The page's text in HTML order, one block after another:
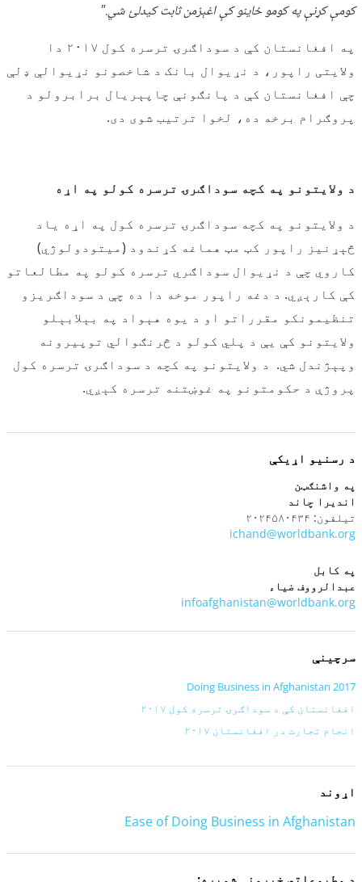
کومې کړنې په کومو ځاینو کې اغېزمن ثابت کیدلئ شي."
په افغانستان کې د سوداګرۍ ترسره کول ۲۰۱۷ دا
ولایتی راپور، د نړيوال بانک د شاخصونو نړيوالې ډلې
چې افغانستان کې د پانګونې چاپېریال برابرولو د
پروګرام برخه ده، لخوا ترتیب شوی دی.
د ولایتونو په کچه سوداګرۍ ترسره کولو په اړه
د ولایتونو په کچه سوداګرۍ ترسره کول په اړه یاد
څېړنیز راپور کټ مټ هماغه کړندود (میتودولوژي)
کاروي چې د نړیوال سوداګري ترسره کولو په مطالعاتو
کې کارېږي. د دغه راپور موخه دا ده چې د سوداګریزو
تنظیمونکو مقرراتو او د یوه هېواد په بېلابېلو
ولایتونو کې یې د پلي کولو د څرنګوالي توپیرونه
وپېژندل شي. د ولایتونو په کچه د سوداګرۍ ترسره کول
پروژې د حکومتونو په غوښتنه ترسره کېږي.
د رسنیو اړیکې
په واشنګټن
اندیرا چاند
تیلفون: ۲۰۲۴۵۸۰۴۳۴
ichand@worldbank.org
په کابل
عبدالرووف ضیاء
infoafghanistan@worldbank.org
سرچینې
Doing Business in Afghanistan 2017
افغانستان کې د سوداګرۍ ترسره کول ۲۰۱۷
انجام تجارت در افغانستان ۲۰۱۷
اړوند
Ease of Doing Business in Afghanistan
د مطبوعاتي خپرونې شمیره: